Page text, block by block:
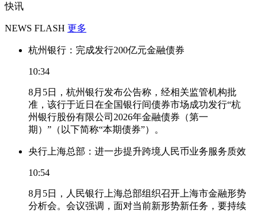
快讯
NEWS FLASH 更多
杭州银行：完成发行200亿元金融债券
10:34
8月5日，杭州银行发布公告称，经相关监管机构批
准，该行于近日在全国银行间债券市场成功发行“杭
州银行股份有限公司2026年金融债券（第一
期）”（以下简称“本期债券”）。
央行上海总部：进一步提升跨境人民币业务服务质效
10:54
8月5日，人民银行上海总部组织召开上海市金融形势
分析会。会议强调，面对当前新形势新任务，要持续